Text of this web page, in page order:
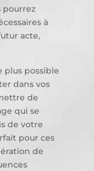
pourrez
à
acte,
plus possible
dans vos
de
qui se
de votre
pour ces
de